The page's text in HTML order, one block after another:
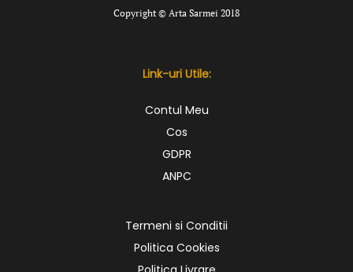
Copyright © Arta Sarmei 2018
Link-uri Utile:
Contul Meu
Cos
GDPR
ANPC
Termeni si Conditii
Politica Cookies